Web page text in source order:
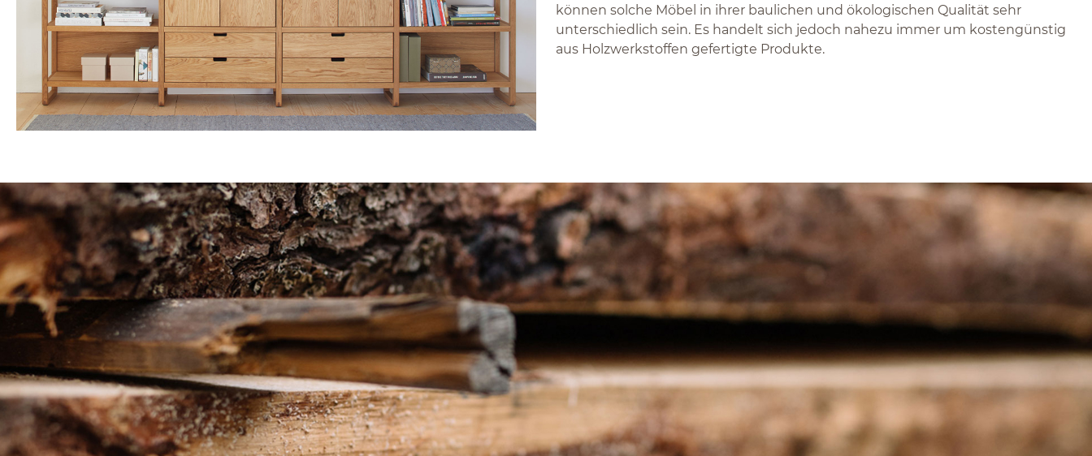
können solche Möbel in ihrer baulichen und ökologischen Qualität sehr
unterschiedlich sein. Es handelt sich jedoch nahezu immer um kostengünstig
aus Holzwerkstoffen gefertigte Produkte.